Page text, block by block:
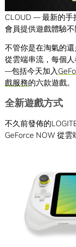
上的新遊戲都
CLOUD — 最新的手
會員提供遊戲體驗不
不管你是在淘氣的
從雲端串流，每個
—包括今天加入
戲服務的六款遊戲。
全新遊戲方式
不久前發佈的
GeForce NOW 從雲